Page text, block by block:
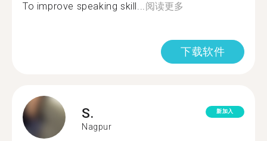
To improve speaking skill...阅读更多
下载软件
S.
Nagpur
新加入